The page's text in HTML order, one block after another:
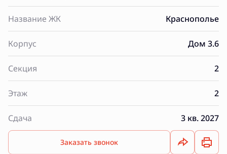
Название ЖК Краснополье
Корпус Дом 3.6
Секция 2
Этаж 2
Сдача 3 кв. 2027
Заказать звонок